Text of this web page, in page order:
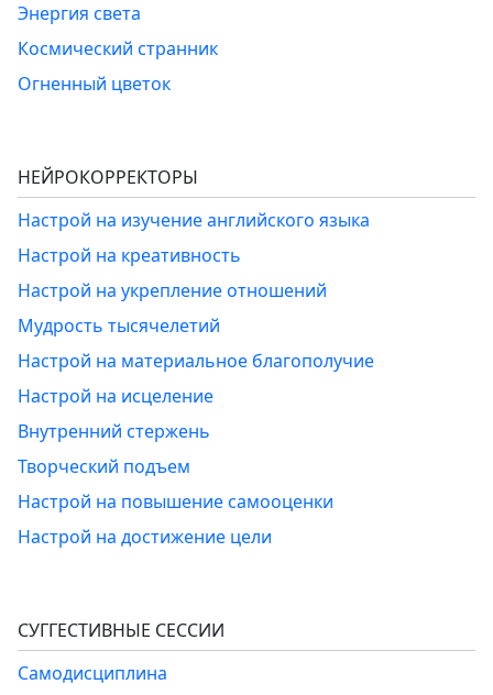
Энергия света
Космический странник
Огненный цветок
НЕЙРОКОРРЕКТОРЫ
Настрой на изучение английского языка
Настрой на креативность
Настрой на укрепление отношений
Мудрость тысячелетий
Настрой на материальное благополучие
Настрой на исцеление
Внутренний стержень
Творческий подъем
Настрой на повышение самооценки
Настрой на достижение цели
СУГГЕСТИВНЫЕ СЕССИИ
Самодисциплина